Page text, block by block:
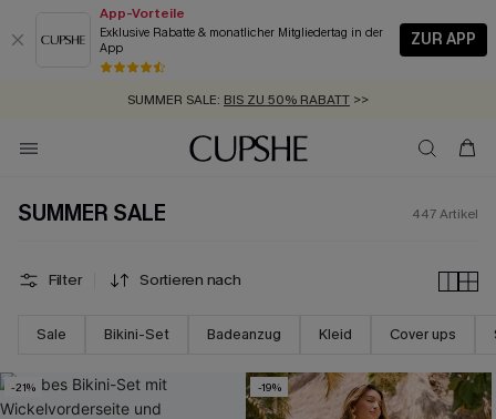
App-Vorteile
Exklusive Rabatte & monatlicher Mitgliedertag in der
App
ZUR APP
GRATIS MASSBAND MIT JEDEM SCHNELLVERSAND-ARTIKEL >>
SUMMER SALE:
ZUM NEWSLETTER:BIS ZU -20% EXTRA ERHALTEN
KOSTENLOSER VERSAND AB 89 €
SUMMER SALE 447Artikel
Filter Sortieren nach
Sale Bikini-Set Badeanzug Kleid Cover ups
-21% -19%